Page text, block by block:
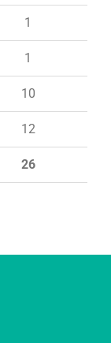
26
1
1
10
12